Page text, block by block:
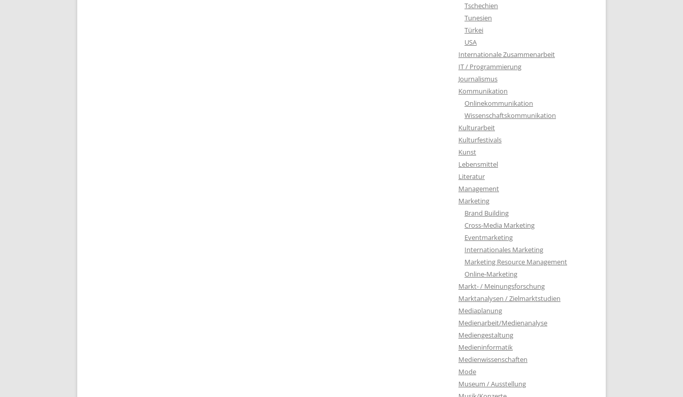
Tschechien
Tunesien
Türkei
USA
Internationale Zusammenarbeit
IT / Programmierung
Journalismus
Kommunikation
Onlinekommunikation
Wissenschaftskommunikation
Kulturarbeit
Kulturfestivals
Kunst
Lebensmittel
Literatur
Management
Marketing
Brand Building
Cross-Media Marketing
Eventmarketing
Internationales Marketing
Marketing Resource Management
Online-Marketing
Markt- / Meinungsforschung
Marktanalysen / Zielmarktstudien
Mediaplanung
Medienarbeit/Medienanalyse
Mediengestaltung
Medieninformatik
Medienwissenschaften
Mode
Museum / Ausstellung